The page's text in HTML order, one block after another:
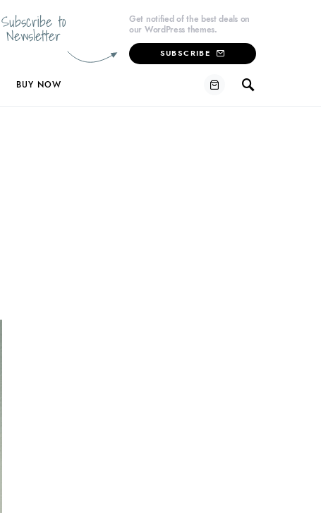
Subscribe to
Newsletter
Get notified of the best deals on
our WordPress themes.
SUBSCRIBE
BUY NOW